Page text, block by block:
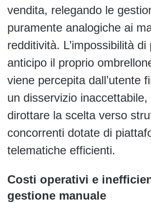
vendita, relegando le
puramente analogiche ai
redditività. L’impossibilità
anticipo il proprio
viene percepita dall’utente
un disservizio inaccettabile,
dirottare la scelta verso
concorrenti dotate di
telematiche efficienti.
Costi operativi e
gestione manuale